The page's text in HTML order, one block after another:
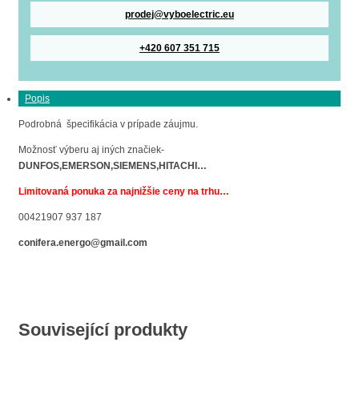
prodej@vyboelectric.eu
+420 607 351 715
Popis
Podrobná špecifikácia v prípade záujmu.
Možnosť výberu aj iných značiek-
DUNFOS,EMERSON,SIEMENS,HITACHI…
Limitovaná ponuka za najnižšie ceny na trhu…
00421907 937 187
conifera.energo@gmail.com
Související produkty